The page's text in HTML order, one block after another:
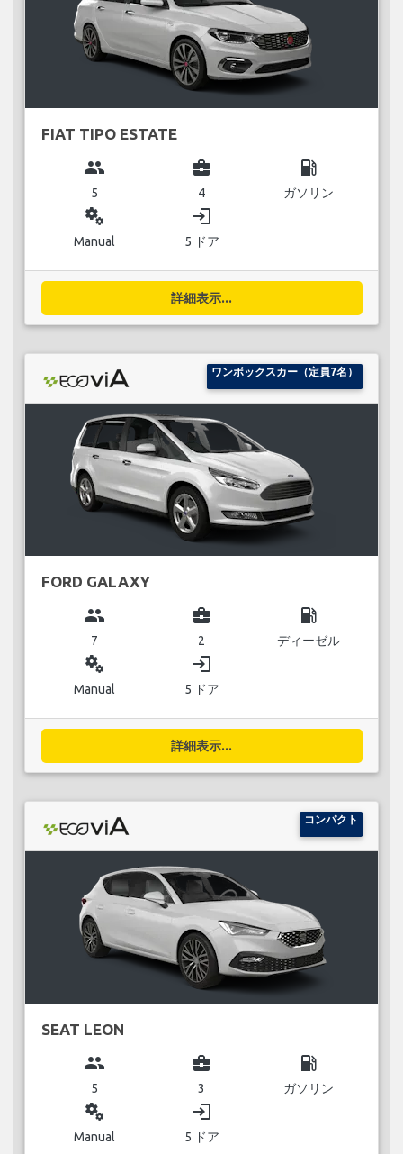
FIAT TIPO ESTATE
group
5
business_center
4
local_gas_station
ガソリン
miscellaneous_services
Manual
login
5 ドア
詳細表示...
ワンボックスカー（定員7名）
FORD GALAXY
group
7
business_center
2
local_gas_station
ディーゼル
miscellaneous_services
Manual
login
5 ドア
詳細表示...
コンパクト
SEAT LEON
group
5
business_center
3
local_gas_station
ガソリン
miscellaneous_services
Manual
login
5 ドア